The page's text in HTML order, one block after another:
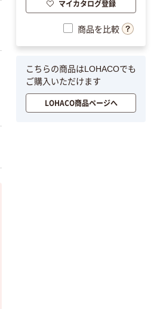
マイカタログ登録
商品を比較
こちらの商品はLOHACOでも
ご購入いただけます
LOHACO商品ページへ